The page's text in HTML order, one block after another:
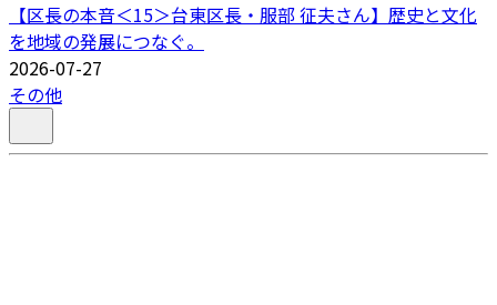
【区長の本音＜15＞台東区長・服部 征夫さん】歴史と文化
を地域の発展につなぐ。
2026-07-27
その他